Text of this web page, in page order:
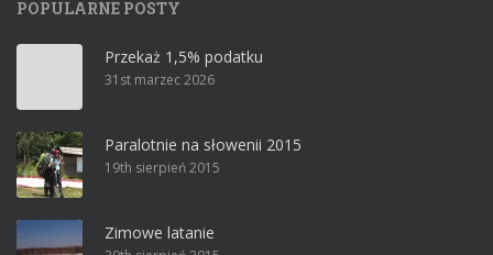
POPULARNE POSTY
Przekaż 1,5% podatku
31st marzec 2026
Paralotnie na słowenii 2015
19th sierpień 2015
Zimowe latanie